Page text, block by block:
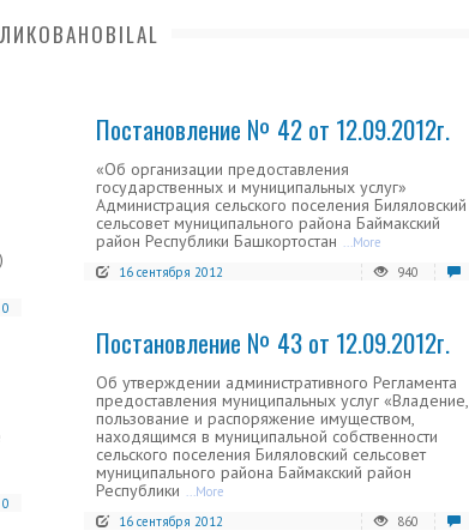
0
Постановление № 42 от 12.09.2012г.
«Об организации предоставления
государственных и муниципальных услуг»
Администрация сельского поселения Биляловский
сельсовет муниципального района Баймакский
район Республики Башкортостан ...More
16 сентября 2012
940
Постановление № 43 от 12.09.2012г.
Об утверждении административного Регламента
предоставления муниципальных услуг «Владение,
пользование и распоряжение имуществом,
находящимся в муниципальной собственности
сельского поселения Биляловский сельсовет
муниципального района Баймакский район
Республики ...More
16 сентября 2012
860
0